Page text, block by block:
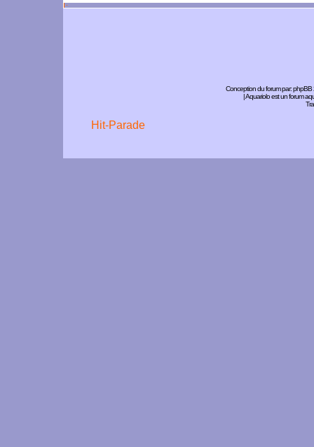
Conception du forum par:phpBB
| Aquariolo est un forum